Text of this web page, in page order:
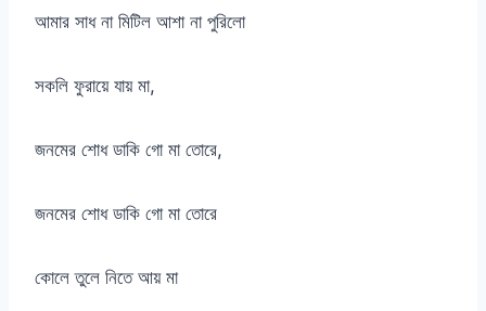
আমার সাধ না মিটিল আশা না পুরিলো
সকলি ফুরায়ে যায় মা,
জনমের শোধ ডাকি গো মা তোরে,
জনমের শোধ ডাকি গো মা তোরে
কোলে তুলে নিতে আয় মা